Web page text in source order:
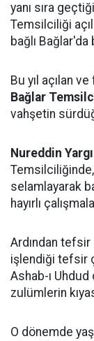
yanı sıra
Temsilciliği
bağlı
Bu yıl açılan
Bağlar
vahşetin
Nureddin
Temsilciliğinde,
selamlayarak
hayırlı
Ardından
işlendiği tefsir
Ashab-ı Uhdud
zulümlerin
O dönemde